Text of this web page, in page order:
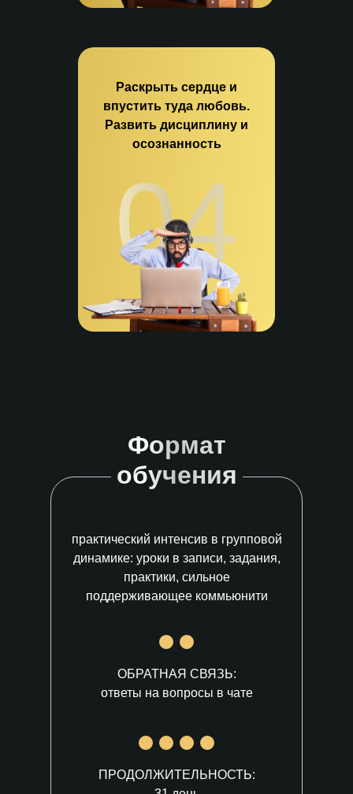
04
Раскрыть сердце и
впустить туда любовь.
Развить дисциплину и
осознанность
ОБРАТНАЯ СВЯЗЬ:
ответы на вопросы в чате
ПРОДОЛЖИТЕЛЬНОСТЬ:
Формат
обучения
практический интенсив в групповой
динамике: уроки в записи, задания,
практики, сильное
поддерживающее коммьюнити